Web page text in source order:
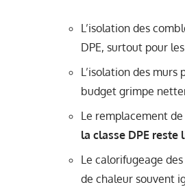
L’isolation des
DPE, surtout pour
L’isolation des
budget grimpe
Le remplacement
la classe DPE reste
Le calorifugeage
de chaleur souvent